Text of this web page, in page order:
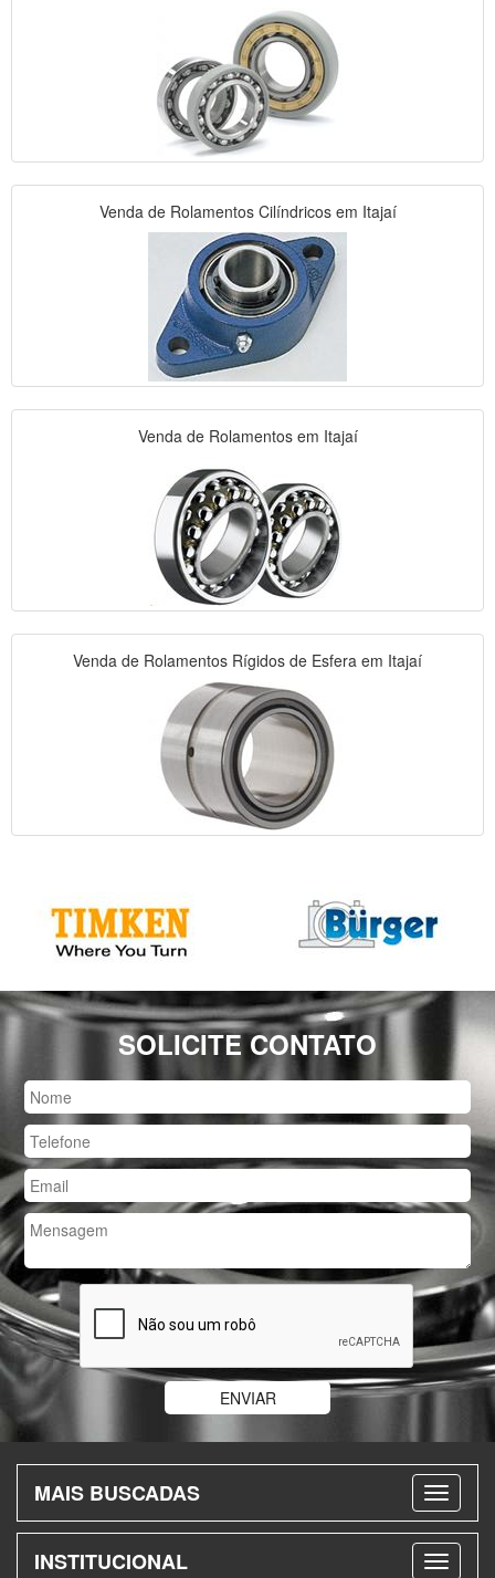
Venda de Rolamentos Cilíndricos em Itajaí
Venda de Rolamentos em Itajaí
Venda de Rolamentos Rígidos de Esfera em Itajaí
SOLICITE CONTATO
MAIS BUSCADAS
INSTITUCIONAL